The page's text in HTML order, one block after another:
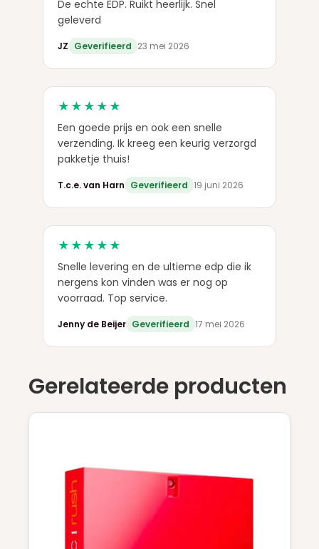
De echte EDP. Ruikt heerlijk. Snel
geleverd
JZ Geverifieerd 23 mei 2026
★★★★★
Een goede prijs en ook een snelle
verzending. Ik kreeg een keurig verzorgd
pakketje thuis!
T.c.e. van Harn Geverifieerd 19 juni 2026
★★★★★
Snelle levering en de ultieme edp die ik
nergens kon vinden was er nog op
voorraad. Top service.
Jenny de Beijer Geverifieerd 17 mei 2026
Gerelateerde producten